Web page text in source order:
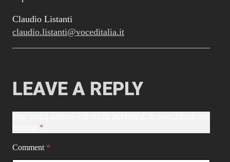
LEAVE A REPLY
marked*